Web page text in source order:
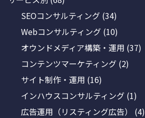
SEOコンサルティング (34)
Webコンサルティング (10)
オウンドメディア構築・運用 (37)
コンテンツマーケティング (2)
サイト制作・運用 (16)
インハウスコンサルティング (1)
広告運用（リスティング広告） (4)